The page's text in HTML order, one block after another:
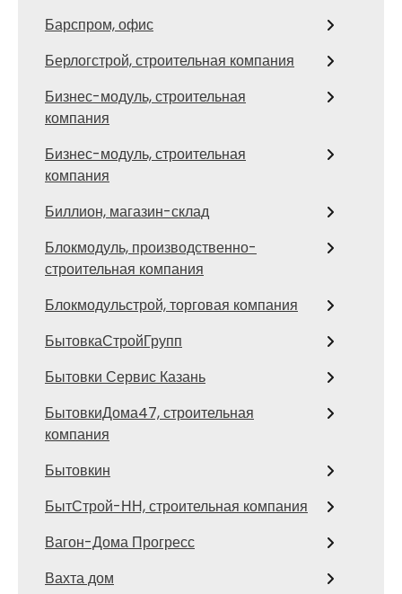
Барспром, офис
Берлогстрой, строительная компания
Бизнес-модуль, строительная
компания
Бизнес-модуль, строительная
компания
Биллион, магазин-склад
Блокмодуль, производственно-
строительная компания
Блокмодульстрой, торговая компания
БытовкаСтройГрупп
Бытовки Сервис Казань
БытовкиДома47, строительная
компания
Бытовкин
БытСтрой-НН, строительная компания
Вагон-Дома Прогресс
Вахта дом